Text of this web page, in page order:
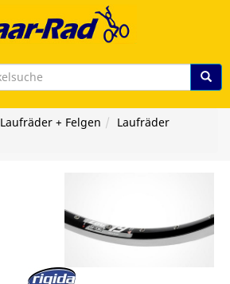
Laufräder + Felgen
Laufräder